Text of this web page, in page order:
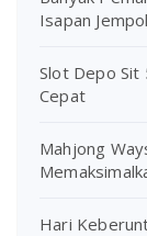
Isapan Jempol
Slot Depo Sit
Cepat
Mahjong
Hari